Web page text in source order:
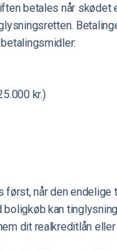
betales når skødet
kr.)
når den endelige
boligkøb kan
dit realkreditlån eller